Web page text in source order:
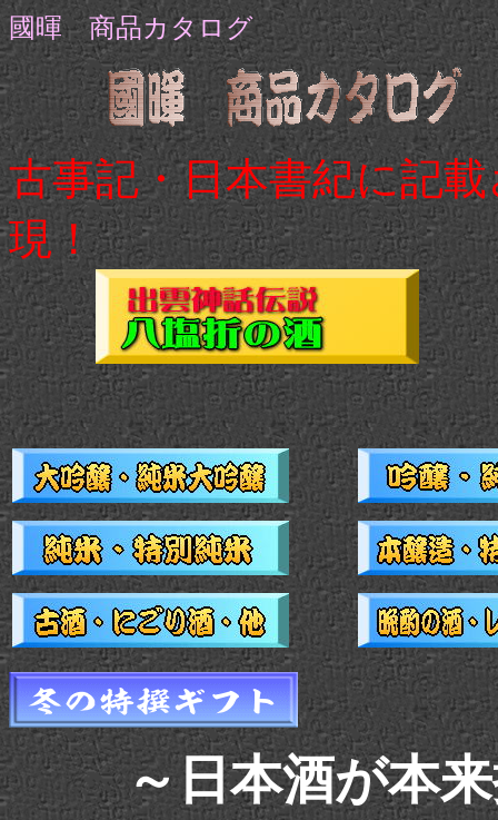
國暉 商品カタログ
古事記・日本書紀に記
現！
～日本酒が本